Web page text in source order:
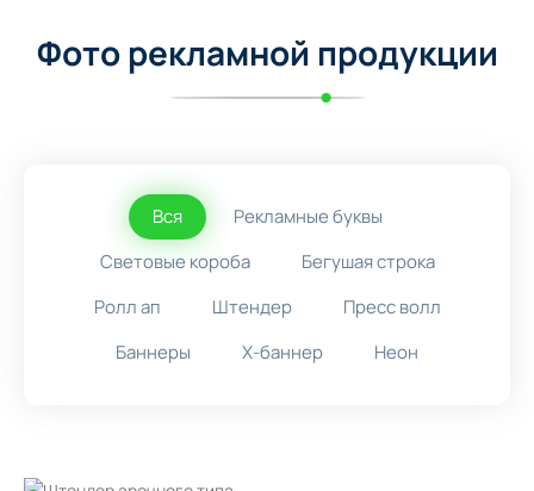
Фото рекламной продукции
Вся
Рекламные буквы
Световые короба
Бегушая строка
Ролл ап
Штендер
Пресс волл
Баннеры
X-баннер Неон